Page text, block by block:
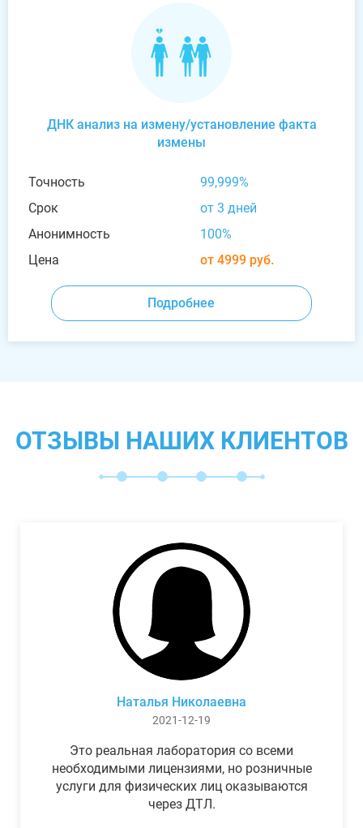
ДНК анализ на измену/установление факта
измены
Точность
99,999%
Срок
от 3 дней
Анонимность
100%
Цена
от 4999 руб.
Подробнее
ОТЗЫВЫ НАШИХ КЛИЕНТОВ
Наталья Николаевна
2021-12-19
Это реальная лаборатория со всеми
необходимыми лицензиями, но розничные
услуги для физических лиц оказываются
через ДТЛ.